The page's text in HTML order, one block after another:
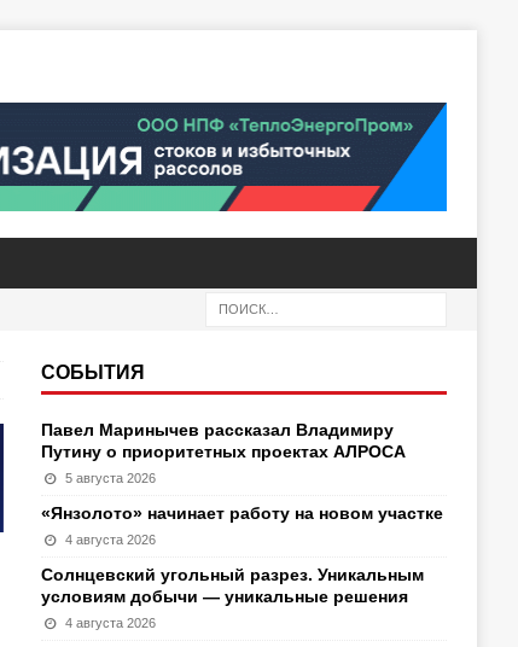
СОБЫТИЯ
Павел Маринычев рассказал Владимиру
Путину о приоритетных проектах АЛРОСА
5 августа 2026
«Янзолото» начинает работу на новом участке
4 августа 2026
Солнцевский угольный разрез. Уникальным
условиям добычи — уникальные решения
4 августа 2026